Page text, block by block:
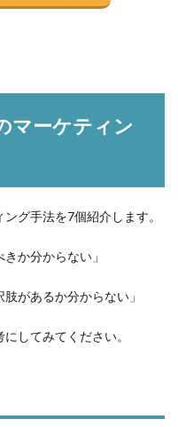
マーケティン
グ手法を7個紹介します。
か分からない」
があるか分からない」
してみてください。